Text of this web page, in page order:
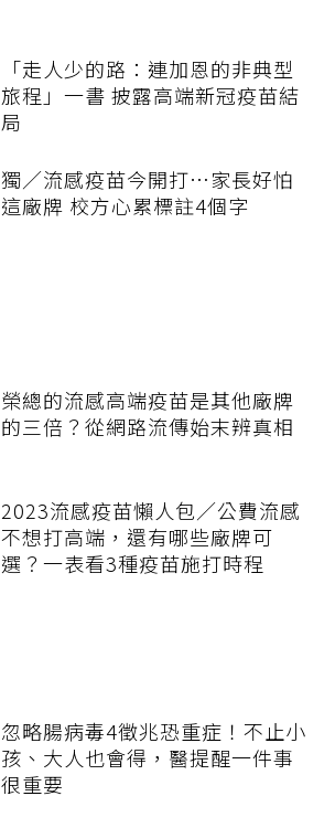
「走人少的路：連加恩的非典型
旅程」一書 披露高端新冠疫苗結
局
獨／流感疫苗今開打…家長好怕
這廠牌 校方心累標註4個字
榮總的流感高端疫苗是其他廠牌
的三倍？從網路流傳始末辨真相
2023流感疫苗懶人包／公費流感
不想打高端，還有哪些廠牌可
選？一表看3種疫苗施打時程
忽略腸病毒4徵兆恐重症！不止小
孩、大人也會得，醫提醒一件事
很重要